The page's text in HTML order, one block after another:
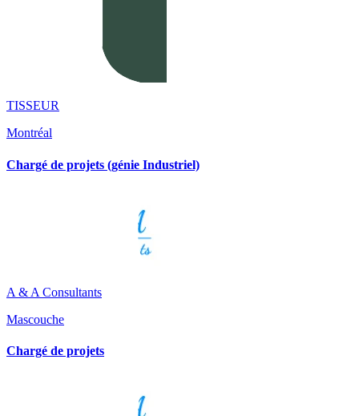
TISSEUR
Montréal
Chargé de projets (génie Industriel)
A & A Consultants
Mascouche
Chargé de projets